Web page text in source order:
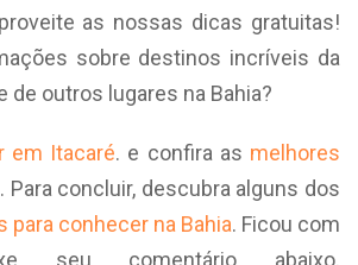
as nossas dicas gratuitas!
sobre destinos incríveis da
de outros lugares na Bahia?
em Itacaré. e confira as melhores
. Para concluir, descubra alguns dos
para conhecer na Bahia. Ficou com